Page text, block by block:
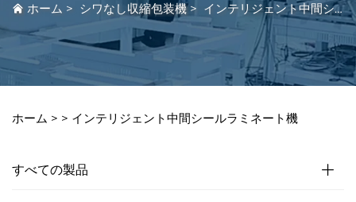
ビデオとアプリケーション
プロジェクト
ニュース
Kontakuto Us
ホーム > シワなし収縮包装機> インテリジェント中間シールラミネート機
ホーム > > インテリジェント中間シールラミネート機
すべての製品